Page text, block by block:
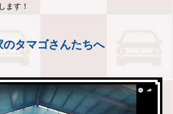
ます！
のタマゴさんたちへ